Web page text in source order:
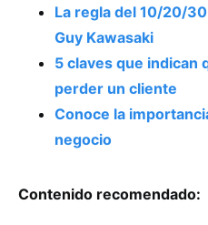
La regla del 10/20/
Guy Kawasaki
5 claves que indican
perder un cliente
Conoce la
negocio
Contenido recomendado: